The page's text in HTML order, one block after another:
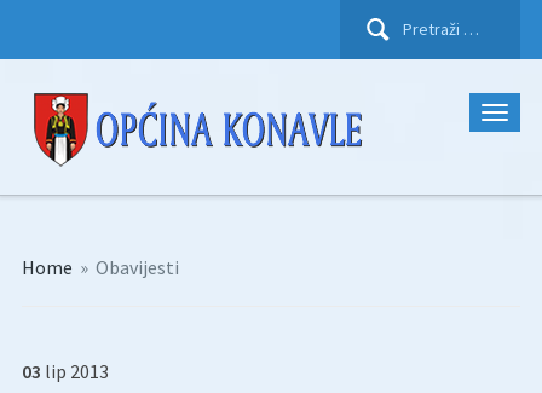
Pretraži:
Home » Obavijesti
03 lip 2013